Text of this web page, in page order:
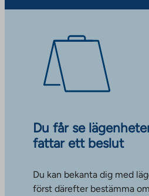
Du får se
fattar ett beslut
Du kan bekanta dig med
först därefter bestämma